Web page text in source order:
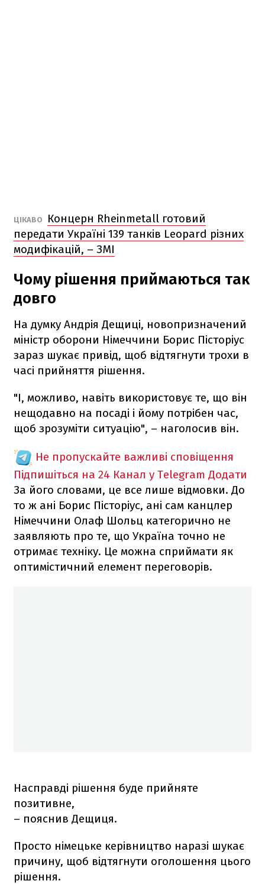
ЦІКАВО
Концерн Rheinmetall готовий
передати Україні 139 танків Leopard різних
модифікацій, – ЗМІ
Чому рішення приймаються так
довго
На думку Андрія Дещиці, новопризначений
міністр оборони Німеччини Борис Пісторіус
зараз шукає привід, щоб відтягнути трохи в
часі прийняття рішення.
"І, можливо, навіть використовує те, що він
нещодавно на посаді і йому потрібен час,
щоб зрозуміти ситуацію", – наголосив він.
Не пропускайте важливі сповіщення
Підпишіться на 24 Канал у Telegram Додати
За його словами, це все лише відмовки. До
то ж ані Борис Пісторіус, ані сам канцлер
Німеччини Олаф Шольц категорично не
заявляють про те, що Україна точно не
отримає техніку. Це можна сприймати як
оптимістичний елемент переговорів.
Насправді рішення буде прийняте
позитивне,
– пояснив Дещиця.
Просто німецьке керівництво наразі шукає
причину, щоб відтягнути оголошення цього
рішення.